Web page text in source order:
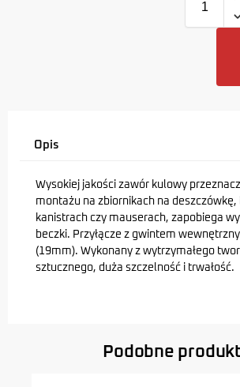
Opis
Wysokiej jakości zawór kulowy
montażu na zbiornikach na deszczówkę,
kanistrach czy mauserach, zapobiega
beczki. Przyłącze z gwintem
(19mm). Wykonany z wytrzymałego
sztucznego, duża szczelność i trwałość.
Podobne